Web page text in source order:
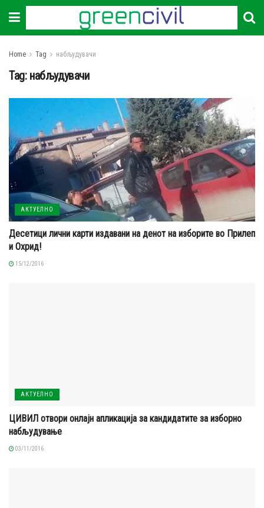
Home Tag набљудувачи
Tag: набљудувачи
АКТУЕЛНО
Десетици лични карти издавани на денот на изборите во Прилеп
и Охрид!
15/12/2016
АКТУЕЛНО
ЦИВИЛ отвори онлајн апликација за кандидатите за изборно
набљудување
03/11/2016